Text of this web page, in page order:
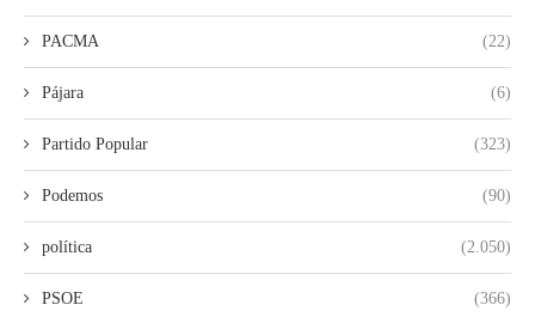
PACMA (22)
Pájara (6)
Partido Popular (323)
Podemos (90)
política (2.050)
PSOE (366)